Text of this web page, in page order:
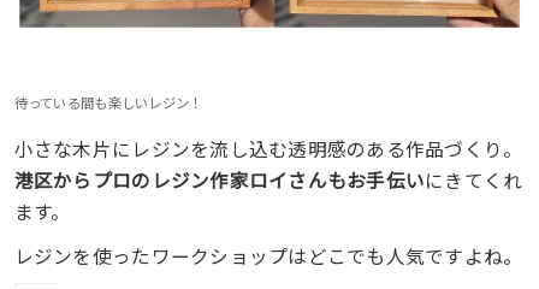
待っている間も楽しいレジン！
小さな木片にレジンを流し込む透明感のある作品づくり。
港区からプロのレジン作家ロイさんもお手伝いにきてくれ
ます。
レジンを使ったワークショップはどこでも人気ですよね。